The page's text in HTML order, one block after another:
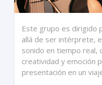
Este grupo es dirigido
allá de ser intérprete,
sonido en tiempo real,
creatividad y emoción
presentación en un